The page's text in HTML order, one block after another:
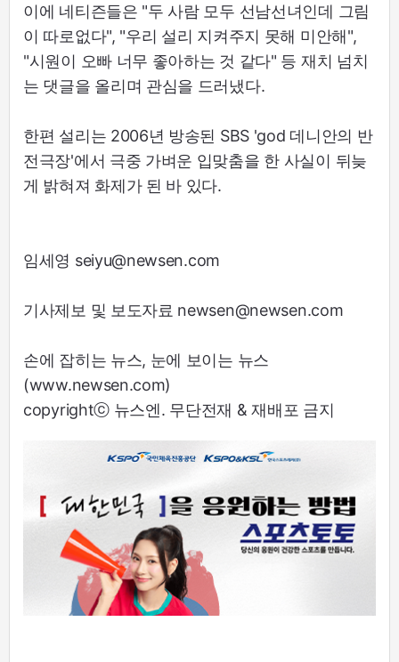
이에 네티즌들은 "두 사람 모두 선남선녀인데 그림
이 따로없다", "우리 설리 지켜주지 못해 미안해",
"시원이 오빠 너무 좋아하는 것 같다" 등 재치 넘치
는 댓글을 올리며 관심을 드러냈다.
한편 설리는 2006년 방송된 SBS 'god 데니안의 반
전극장'에서 극중 가벼운 입맞춤을 한 사실이 뒤늦
게 밝혀져 화제가 된 바 있다.
임세영 seiyu@newsen.com
기사제보 및 보도자료 newsen@newsen.com
손에 잡히는 뉴스, 눈에 보이는 뉴스
(www.newsen.com)
copyrightⓒ 뉴스엔. 무단전재 & 재배포 금지